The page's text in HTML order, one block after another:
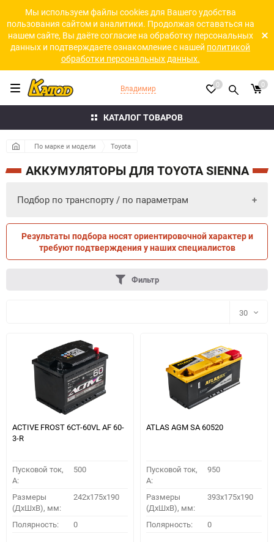
Мы используем файлы cookies для Вашего удобства
пользования сайтом и аналитики. Продолжая оставаться на
нашем сайте, Вы даёте согласие на обработку персональных
данных и подтверждаете ознакомление с нашей политикой
обработки персональных данных.
КАТАЛОГ ТОВАРОВ
Владимир 0 0
По марке и модели Toyota
АККУМУЛЯТОРЫ ДЛЯ TOYOTA SIENNA
Подбор по транспорту / по параметрам
ПО ТРАНСПОРТУ ПО ПАРАМЕТРАМ
ПОДОБРАТЬ
Результаты подбора носят ориентировочной характер и
требуют подтверждения у наших специалистов
Фильтр
30
30
60
ACTIVE FROST 6СТ-60VL АF 60-
3-R
Пусковой ток,
A:
500
Размеры
(ДхШхВ), мм:
242x175x190
Полярность: 0
ATLAS AGM SA 60520
Пусковой ток,
A:
950
Размеры
(ДхШхВ), мм:
393x175x190
Полярность: 0